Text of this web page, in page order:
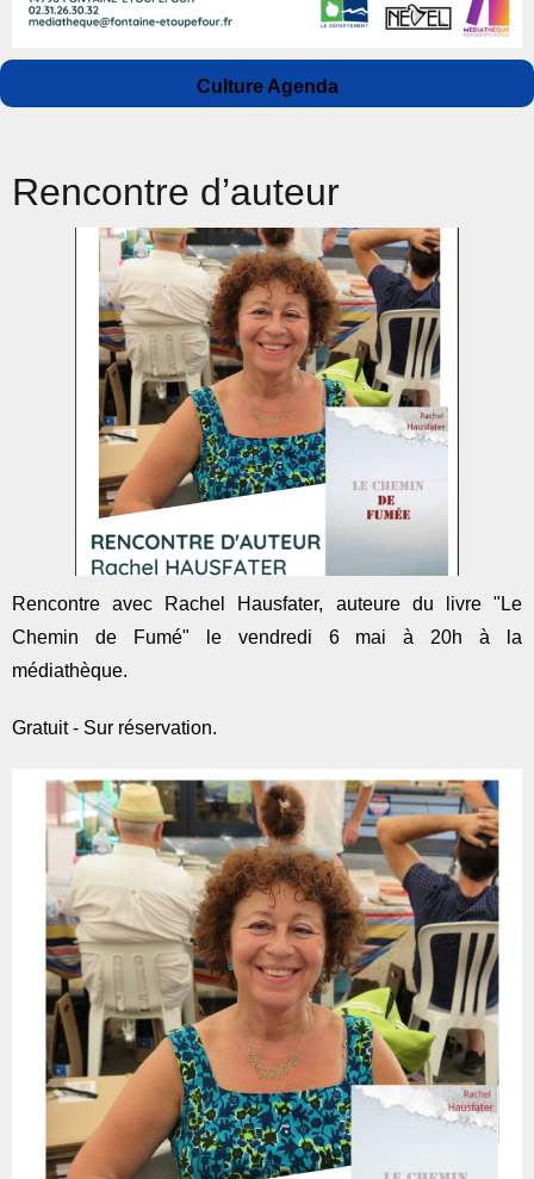
Auteur
Publié
le
Catégories
Culture Agenda
Rencontre d’auteur
Rencontre avec Rachel Hausfater, auteure du livre "Le
Chemin de Fumé" le vendredi 6 mai à 20h à la
médiathèque.
Gratuit - Sur réservation.